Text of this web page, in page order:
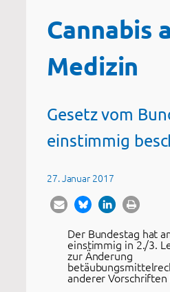
Cannabis
Medizin
Gesetz vom
einstimmig
27. Januar 2017
Der Bundestag hat
einstimmig in 2./3.
zur Änderung
anderer Vorschriften